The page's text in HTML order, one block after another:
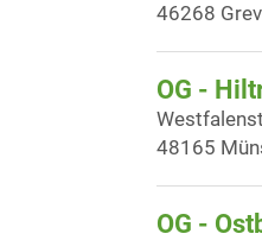
46268
OG -
48165
OG -